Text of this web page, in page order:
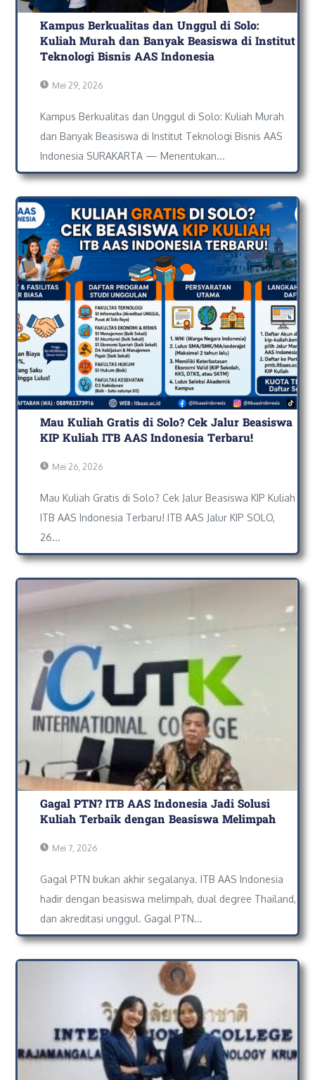
Kampus Berkualitas dan Unggul di Solo:
Kuliah Murah dan Banyak Beasiswa di Institut
Teknologi Bisnis AAS Indonesia
Mei 29, 2026
Kampus Berkualitas dan Unggul di Solo: Kuliah Murah
dan Banyak Beasiswa di Institut Teknologi Bisnis AAS
Indonesia SURAKARTA — Menentukan...
Mau Kuliah Gratis di Solo? Cek Jalur Beasiswa
KIP Kuliah ITB AAS Indonesia Terbaru!
Mei 26, 2026
Mau Kuliah Gratis di Solo? Cek Jalur Beasiswa KIP Kuliah
ITB AAS Indonesia Terbaru! ITB AAS Jalur KIP SOLO,
26...
Gagal PTN? ITB AAS Indonesia Jadi Solusi
Kuliah Terbaik dengan Beasiswa Melimpah
Mei 7, 2026
Gagal PTN bukan akhir segalanya. ITB AAS Indonesia
hadir dengan beasiswa melimpah, dual degree Thailand,
dan akreditasi unggul. Gagal PTN...